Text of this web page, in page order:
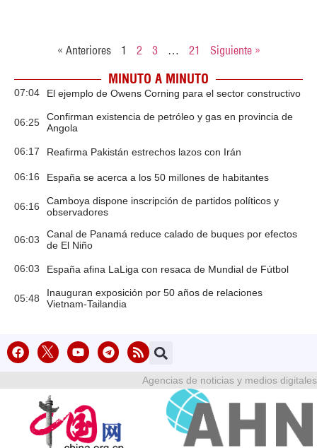
« Anteriores 1 2 3 … 21 Siguiente »
MINUTO A MINUTO
07:04 El ejemplo de Owens Corning para el sector constructivo
06:25
Confirman existencia de petróleo y gas en provincia de
Angola
06:17 Reafirma Pakistán estrechos lazos con Irán
06:16 España se acerca a los 50 millones de habitantes
06:16
Camboya dispone inscripción de partidos políticos y
observadores
06:03
Canal de Panamá reduce calado de buques por efectos
de El Niño
06:03 España afina LaLiga con resaca de Mundial de Fútbol
05:48
Inauguran exposición por 50 años de relaciones
Vietnam-Tailandia
Agencias de noticias y medios digitales